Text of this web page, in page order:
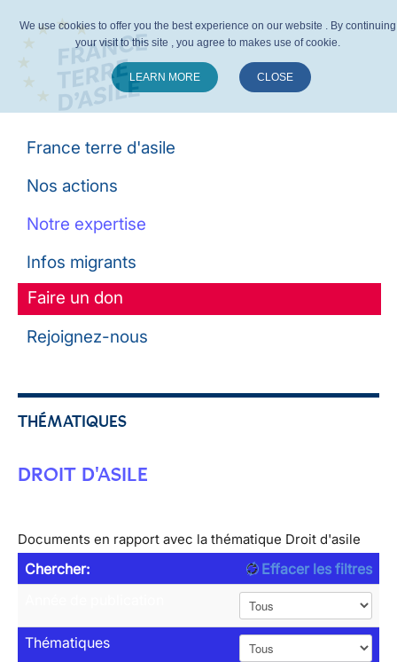
France terre d'asile
Nos actions
Notre expertise
Infos migrants
Faire un don
Rejoignez-nous
THÉMATIQUES
DROIT D'ASILE
Documents en rapport avec la thématique Droit d'asile
Chercher:
Effacer les filtres
Thématiques
We use cookies to offer you the best experience on our website . By continuing
your visit to this site , you agree to makes use of cookie.
LEARN MORE CLOSE